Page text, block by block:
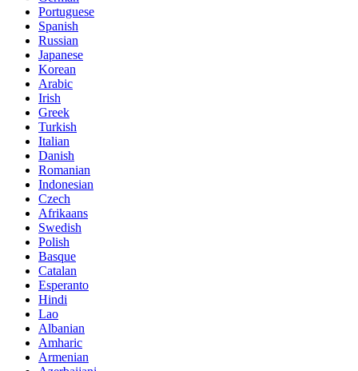
Portuguese
Spanish
Russian
Japanese
Korean
Arabic
Irish
Greek
Turkish
Italian
Danish
Romanian
Indonesian
Czech
Afrikaans
Swedish
Polish
Basque
Catalan
Esperanto
Hindi
Lao
Albanian
Amharic
Armenian